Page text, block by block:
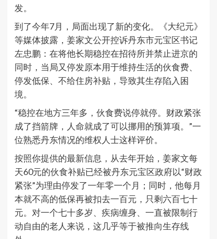
发。
到了今年7月，局面出现了新的变化。《大纪元》
等媒体披露，姜家文公开控诉丹东市元宝区书记
左忠鹏：在将他长期稳控在招待所并禁止进京的
同时，当局又停发原本用于维持生活的伙食费、
停发低保、不给住房补贴，导致其生存陷入困
境。
“稳控在地方三年多，伙食费说停就停。财政紧张
成了挡箭牌，人命就成了可以挪用的预算项。”一
位熟悉丹东情况的维权人士这样评价。
按照你提供的最新信息，从去年开始，姜家文每
天60元的伙食补贴已经被丹东元宝区政府以“财政
紧张”为理由停发了一年零一个月；同时，他每月
本就不高的低保再被扣去一百元，只剩六百七十
元。对一个七十多岁、疾病缠身、一直被限制行
动自由的老人来说，这几乎等于被推向生存线